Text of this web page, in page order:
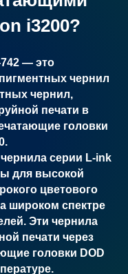
i3200?
— это
чернил
чернил,
печати в
головки
серии L-ink
для высокой
цветового
широком спектре
Эти чернила
печати через
головки DOD